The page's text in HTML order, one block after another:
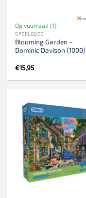
Op voorraad (1)
SPEELGOED
Blooming Garden –
Dominic Davison (1000)
€15,95